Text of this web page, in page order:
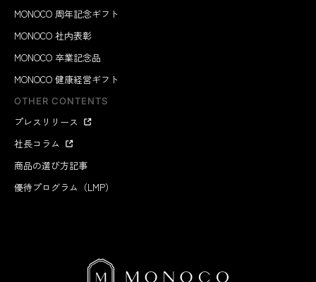
MONOCO 周年記念ギフト
MONOCO 社内表彰
MONOCO 卒業記念品
MONOCO 健康経営ギフト
OTHER CONTENTS
プレスリリース
社長コラム
商品の選び方記事
優待プログラム（LMP）